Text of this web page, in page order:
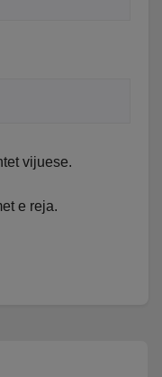
vijuese.
e reja.